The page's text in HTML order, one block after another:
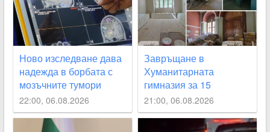
Ново изследване дава
надежда в борбата с
мозъчните тумори
22:00, 06.08.2026
Завръщане в
Хуманитарната
гимназия за 15
септември – реален
срок или мисия
невъзможна ВИДЕО
21:00, 06.08.2026